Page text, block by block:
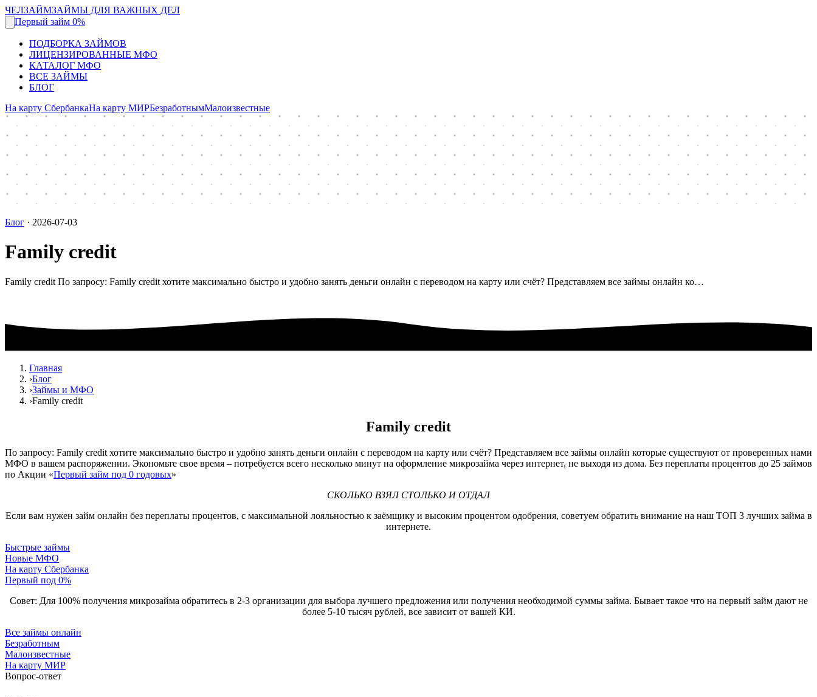
ЧЕЛЗАЙМЗАЙМЫ ДЛЯ ВАЖНЫХ ДЕЛ
Первый займ 0%
ПОДБОРКА ЗАЙМОВ
ЛИЦЕНЗИРОВАННЫЕ МФО
КАТАЛОГ МФО
ВСЕ ЗАЙМЫ
БЛОГ
На карту СбербанкаНа карту МИРБезработнымМалоизвестные
Блог · 2026-07-03
Family credit
Family credit По запросу: Family credit хотите максимально быстро и удобно занять деньги онлайн с переводом на карту или счёт? Представляем все займы онлайн ко…
Главная
›Блог
›Займы и МФО
›Family credit
Family credit
По запросу: Family credit хотите максимально быстро и удобно занять деньги онлайн с переводом на карту или счёт? Представляем все займы онлайн которые существуют от проверенных нами
МФО в вашем распоряжении. Экономьте свое время – потребуется всего несколько минут на оформление микрозайма через интернет, не выходя из дома. Без переплаты процентов до 25 займов
по Акции «Первый займ под 0 годовых»
СКОЛЬКО ВЗЯЛ СТОЛЬКО И ОТДАЛ
Если вам нужен займ онлайн без переплаты процентов, с максимальной лояльностью к заёмщику и высоким процентом одобрения, советуем обратить внимание на наш ТОП 3 лучших займа в
интернете.
Быстрые займы
Новые МФО
На карту Сбербанка
Первый под 0%
Совет: Для 100% получения микрозайма обратитесь в 2-3 организации для выбора лучшего предложения или получения необходимой суммы займа. Бывает такое что на первый займ дают не
более 5-10 тысяч рублей, все зависит от вашей КИ.
Все займы онлайн
Безработным
Малоизвестные
На карту МИР
Вопрос-ответ